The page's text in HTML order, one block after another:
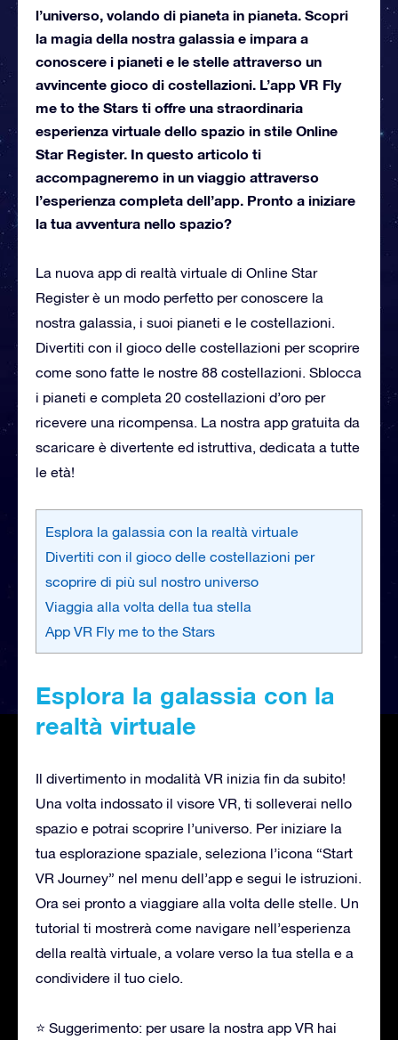
l’universo, volando di pianeta in pianeta. Scopri
la magia della nostra galassia e impara a
conoscere i pianeti e le stelle attraverso un
avvincente gioco di costellazioni. L’app VR Fly
me to the Stars ti offre una straordinaria
esperienza virtuale dello spazio in stile Online
Star Register. In questo articolo ti
accompagneremo in un viaggio attraverso
l’esperienza completa dell’app. Pronto a iniziare
la tua avventura nello spazio?
La nuova app di realtà virtuale di Online Star
Register è un modo perfetto per conoscere la
nostra galassia, i suoi pianeti e le costellazioni.
Divertiti con il gioco delle costellazioni per scoprire
come sono fatte le nostre 88 costellazioni. Sblocca
i pianeti e completa 20 costellazioni d’oro per
ricevere una ricompensa. La nostra app gratuita da
scaricare è divertente ed istruttiva, dedicata a tutte
le età!
Esplora la galassia con la realtà virtuale
Divertiti con il gioco delle costellazioni per
scoprire di più sul nostro universo
Viaggia alla volta della tua stella
App VR Fly me to the Stars
Esplora la galassia con la
realtà virtuale
Il divertimento in modalità VR inizia fin da subito!
Una volta indossato il visore VR, ti solleverai nello
spazio e potrai scoprire l’universo. Per iniziare la
tua esplorazione spaziale, seleziona l’icona “Start
VR Journey” nel menu dell’app e segui le istruzioni.
Ora sei pronto a viaggiare alla volta delle stelle. Un
tutorial ti mostrerà come navigare nell’esperienza
della realtà virtuale, a volare verso la tua stella e a
condividere il tuo cielo.
⭐ Suggerimento: per usare la nostra app VR hai